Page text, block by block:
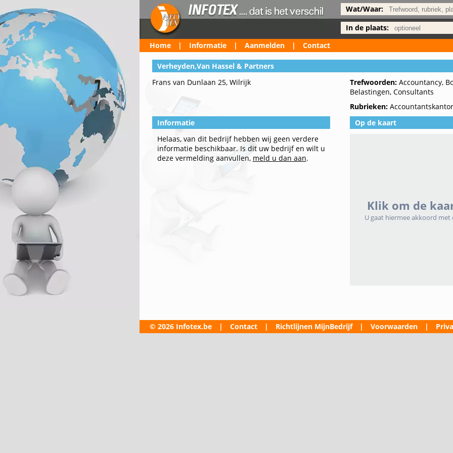
Wat/Waar:
In de plaats:
Home
| Informatie | Aanmelden | Contact
Verheyden,Van Hassel & Partners
Frans van Dunlaan 25, Wilrijk
Trefwoorden:Accountancy,
Belastingen, Consultants
Rubrieken:
Informatie
Helaas, van dit bedrijf hebben wij geen verdere
informatie beschikbaar. Is dit uw bedrijf en wilt u
deze vermelding aanvullen, meld u dan aan.
Op de kaart
Klik om de
U gaat hiermee akkoord met
© 2026 Infotex.be | Contact | Richtlijnen MijnBedrijf | Voorwaarden |